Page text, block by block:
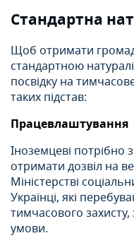
Стандартна
Щоб отримати
стандартною
посвідку на
таких підстав:
Працевлаштування
Іноземцеві потрібно
отримати дозвіл на
Міністерстві
Українці, які
тимчасового захисту,
умови.